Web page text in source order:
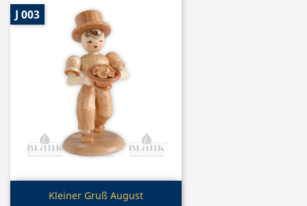
Vorschau
Kleiner Gruß August
J 003